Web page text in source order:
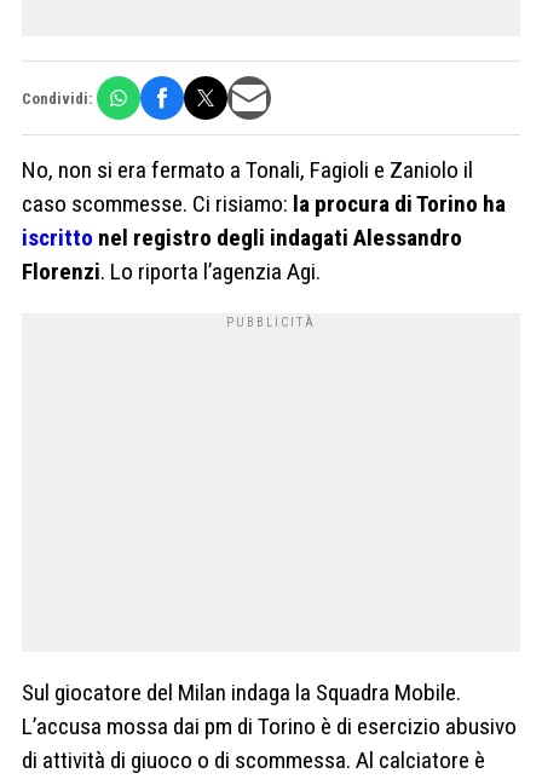
Condividi:
No, non si era fermato a Tonali, Fagioli e Zaniolo il
caso scommesse. Ci risiamo: la procura di Torino ha
iscritto nel registro degli indagati Alessandro
Florenzi. Lo riporta l’agenzia Agi.
Sul giocatore del Milan indaga la Squadra Mobile.
L’accusa mossa dai pm di Torino è di esercizio abusivo
di attività di giuoco o di scommessa. Al calciatore è